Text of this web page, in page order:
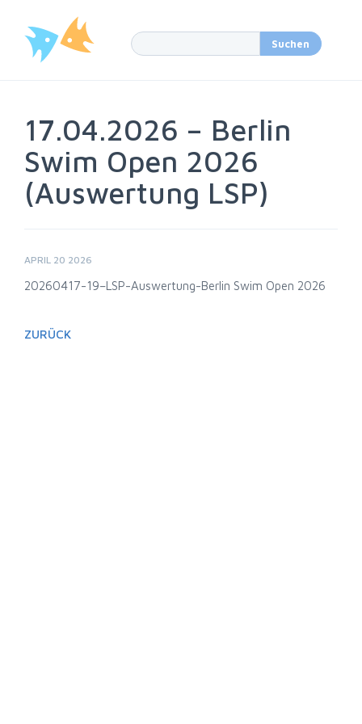
17.04.2026 – Berlin
Swim Open 2026
(Auswertung LSP)
APRIL 20 2026
20260417-19–LSP-Auswertung-Berlin Swim Open 2026
ZURÜCK